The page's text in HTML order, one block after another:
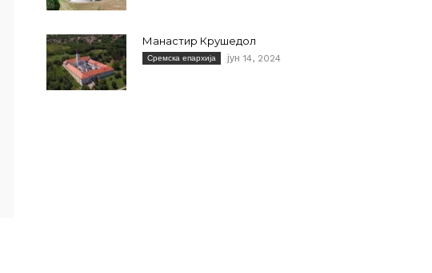
Манастир Крушедол
Сремска епархија јун 14, 2024